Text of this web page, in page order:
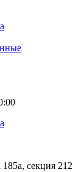
секция 212